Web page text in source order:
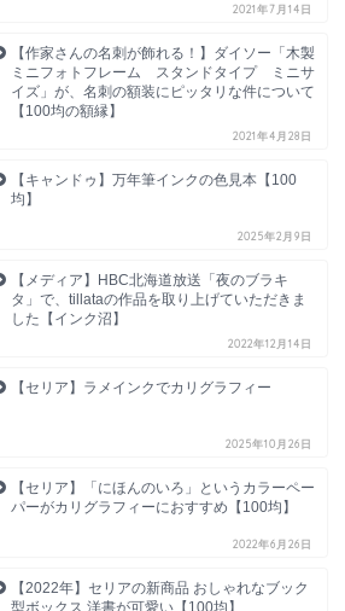
2021年7月14日
【作家さんの名刺が飾れる！】ダイソー「木製
ミニフォトフレーム スタンドタイプ ミニサ
イズ」が、名刺の額装にピッタリな件について
【100均の額縁】
2021年4月28日
【キャンドゥ】万年筆インクの色見本【100
均】
2025年2月9日
【メディア】HBC北海道放送「夜のブラキ
タ」で、tillataの作品を取り上げていただきま
した【インク沼】
2022年12月14日
【セリア】ラメインクでカリグラフィー
2025年10月26日
【セリア】「にほんのいろ」というカラーペー
パーがカリグラフィーにおすすめ【100均】
2022年6月26日
【2022年】セリアの新商品 おしゃれなブック
型ボックス 洋書が可愛い【100均】